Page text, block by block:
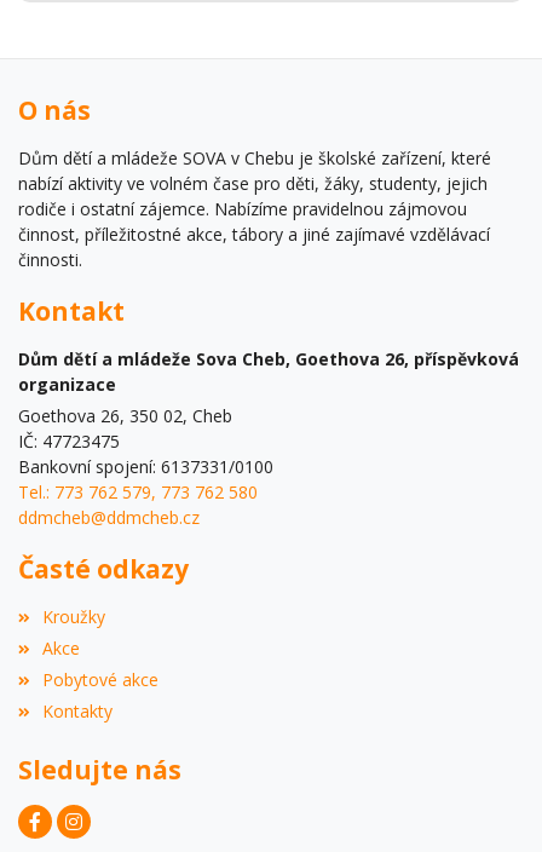
O nás
Dům dětí a mládeže SOVA v Chebu je školské zařízení, které
nabízí aktivity ve volném čase pro děti, žáky, studenty, jejich
rodiče i ostatní zájemce. Nabízíme pravidelnou zájmovou
činnost, příležitostné akce, tábory a jiné zajímavé vzdělávací
činnosti.
Kontakt
Dům dětí a mládeže Sova Cheb, Goethova 26, příspěvková
organizace
Goethova 26, 350 02, Cheb
IČ: 47723475
Bankovní spojení: 6137331/0100
Tel.: 773 762 579, 773 762 580
ddmcheb@ddmcheb.cz
Časté odkazy
Kroužky
Akce
Pobytové akce
Kontakty
Sledujte nás